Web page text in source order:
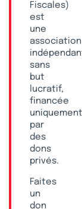
Fiscales)
est
une
association
sans
but
lucratif,
financée
uniquement
par
des
dons
privés.
Faites
un
don